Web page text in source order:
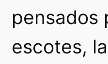
pensados
escotes,